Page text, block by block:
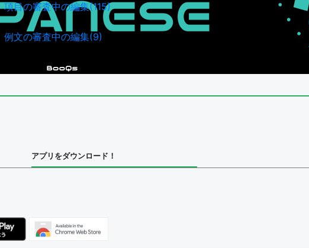
項目の審査中の編集(115)
例文の審査中の編集(9)
アプリをダウンロード！